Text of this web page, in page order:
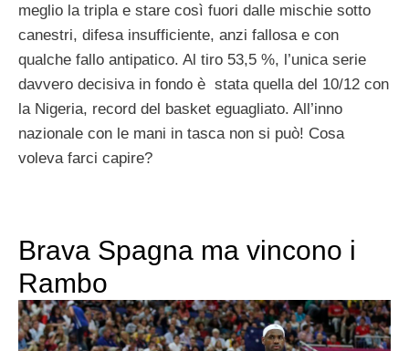
meglio la tripla e stare così fuori dalle mischie sotto
canestri, difesa insufficiente, anzi fallosa e con
qualche fallo antipatico. Al tiro 53,5 %, l’unica serie
davvero decisiva in fondo è stata quella del 10/12 con
la Nigeria, record del basket eguagliato. All’inno
nazionale con le mani in tasca non si può! Cosa
voleva farci capire?
Brava Spagna ma vincono i
Rambo